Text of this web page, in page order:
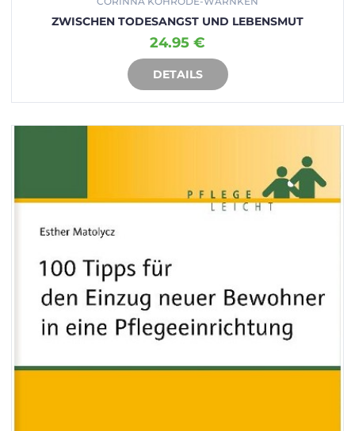
ZWISCHEN TODESANGST UND LEBENSMUT
24.95 €
DETAILS
IN DEN WARENKORB